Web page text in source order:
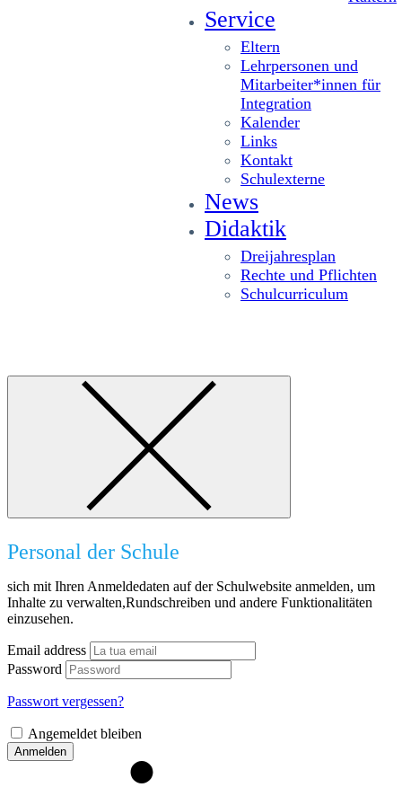
Service
Eltern
Lehrpersonen und
Mitarbeiter*innen für
Integration
Kalender
Links
Kontakt
Schulexterne
News
Didaktik
Dreijahresplan
Rechte und Pflichten
Schulcurriculum
Personal der Schule
sich mit Ihren Anmeldedaten auf der Schulwebsite anmelden, um
Inhalte zu verwalten,Rundschreiben und andere Funktionalitäten
einzusehen.
Email address
Password
Passwort vergessen?
Angemeldet bleiben
Anmelden